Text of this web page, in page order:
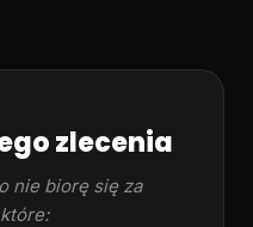
zlecenia
nie biorę się za